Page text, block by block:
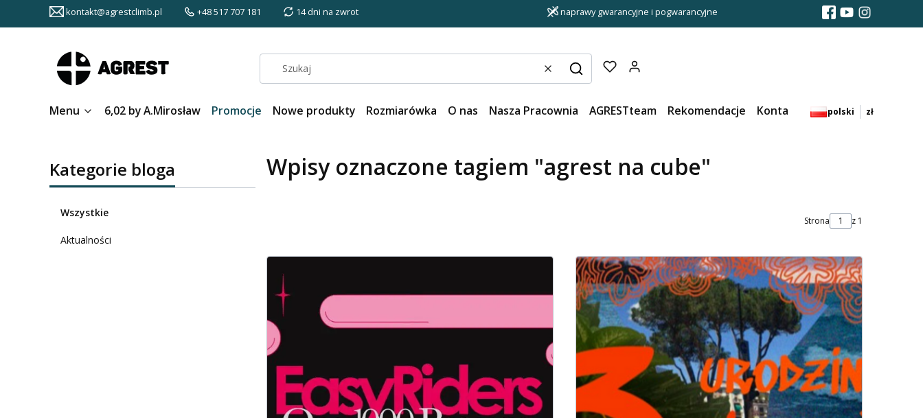
kontakt@agrestclimb.pl +48 517 707 181 14 dni na zwrot naprawy gwarancyjne i pogwarancyjne
WyczyśćSzukaj
Menu 6,02 by A.Mirosław Promocje Nowe produkty Rozmiarówka O nas Nasza Pracownia AGRESTteam Rekomendacje Kontakt polski zł
Kategorie bloga
Wszystkie
Aktualności
Wpisy oznaczone tagiem "agrest na cube"
Strona z 1